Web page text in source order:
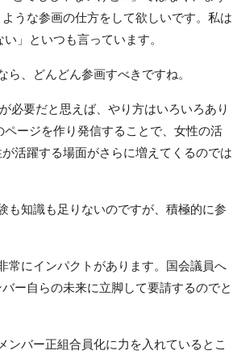
うな参画の仕方をして欲しいです。私は
」といつも言っています。
、どんどん参画すべきですね。
必要だと思えば、やり方はいろいろあり
ージを作り発信することで、女性の活
活躍する場面がさらに増えてくるのでは
知識も足りないのですが、積極的に参
にインパクトがあります。国会議員へ
ー自らの未来に立脚して要請するのでと
バー正組合員化に力を入れているとこ